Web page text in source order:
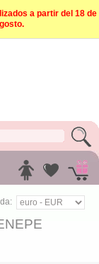
a partir del 18 de